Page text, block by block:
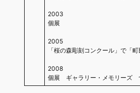
2003
個展
2005
「桜の森彫刻コンクール」で「町
2008
個展 ギャラリー・メモリーズ